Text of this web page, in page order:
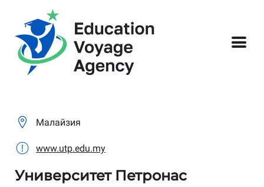
Малайзия
www.utp.edu.my
Университет Петронас